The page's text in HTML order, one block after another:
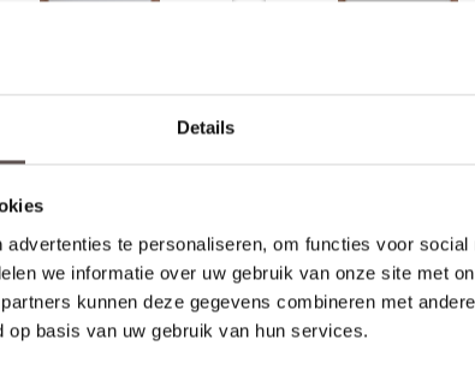
Details
te personaliseren, om functies voor social
we informatie over uw gebruik van onze site met
kunnen deze gegevens combineren met
basis van uw gebruik van hun services.
Donkere eik
€ 796,- Nu vanaf €